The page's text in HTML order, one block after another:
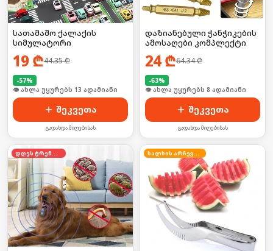
სათამაშო ქალაქის
სიმულატორი
19 ₾44.35₾
-57%
🛒 ბოლო 24სთ-ში იყიდა 17-მა
შეკვეთა
გადახდა მიღებისას
დაზიანებული ჭანჭიკების
ამოსაღები კომპლექტი
24₾64.34₾
-63%
🛒 ბოლო 24სთ-ში იყიდა 11-მა
შეკვეთა
გადახდა მიღებისას
დღეს ტრენდში ხალხის არჩევანი